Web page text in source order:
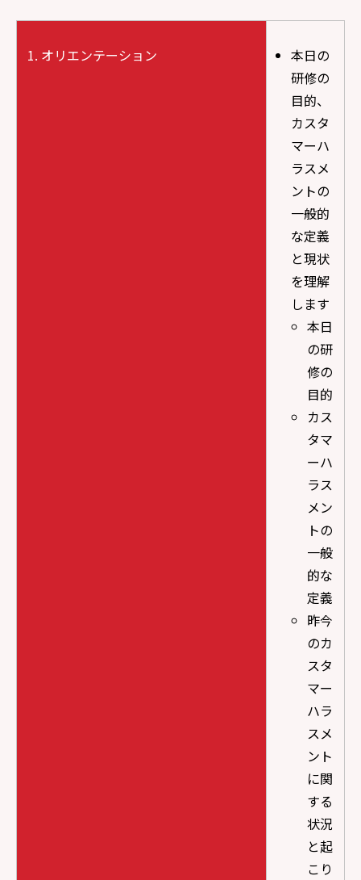
オリエンテーション
本日の
研修の
目的、
カスタ
マーハ
ラスメ
ントの
一般的
な定義
と現状
を理解
します
本日
の研
修の
目的
カス
タマ
ーハ
ラス
メン
トの
一般
的な
定義
昨今
のカ
スタ
マー
ハラ
スメ
ント
に関
する
状況
と起
こり